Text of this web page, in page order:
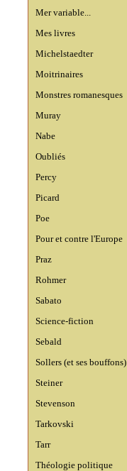
Mer variable...
Mes livres
Michelstaedter
Moitrinaires
Monstres romanesques
Muray
Nabe
Oubliés
Percy
Picard
Poe
Pour et contre l'Europe
Praz
Rohmer
Sabato
Science-fiction
Sebald
Sollers (et ses bouffons)
Steiner
Stevenson
Tarkovski
Tarr
Théologie politique